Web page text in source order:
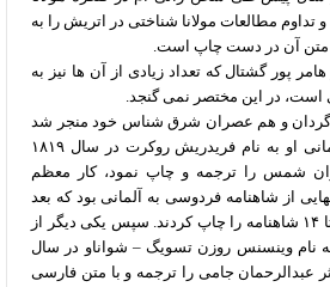
و تداوم مطالعات مولانا شناختی در اتریش را به
متن آن در دست چاپ است.
پور گشتال که تعداد زیادی از آن ها نیز به
است، در این مختصر نمی گنجد.
و هم عصران شرق شناس خود منجر شد
که به طور مثال، شاگرد آلمانی او به نام فریدریش روکرت در سال ۱۸۱۹
شمس را ترجمه و چاپ نمود، کار معظم
از شاهنامه فردوسی به آلمانی بود که بعد
از مرگش ترجمه کتاب اول تا ۱۴ شاهنامه را چاپ کردند. سپس یکی دیگر از
نام وینسنس روزن تسویگ – شواناو در سال
اثر عبدالرحمان جامی را ترجمه و با متن فارسی